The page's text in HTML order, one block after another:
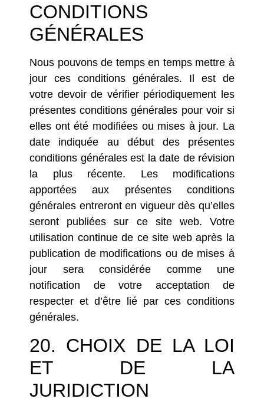
CONDITIONS
GÉNÉRALES
Nous pouvons de temps en temps mettre à
jour ces conditions générales. Il est de
votre devoir de vérifier périodiquement les
présentes conditions générales pour voir si
elles ont été modifiées ou mises à jour. La
date indiquée au début des présentes
conditions générales est la date de révision
la plus récente. Les modifications
apportées aux présentes conditions
générales entreront en vigueur dès qu’elles
seront publiées sur ce site web. Votre
utilisation continue de ce site web après la
publication de modifications ou de mises à
jour sera considérée comme une
notification de votre acceptation de
respecter et d’être lié par ces conditions
générales.
20. CHOIX DE LA LOI
ET DE LA
JURIDICTION